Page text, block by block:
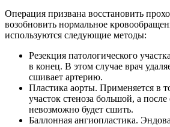
Операция призвана восстановить
возобновить нормальное
используются следующие методы:
Резекция патологического
в конец. В этом случае врач
сшивает артерию.
Пластика аорты. Применяется в
участок стеноза большой, а после
невозможно будет сшить.
Баллонная ангиопластика.